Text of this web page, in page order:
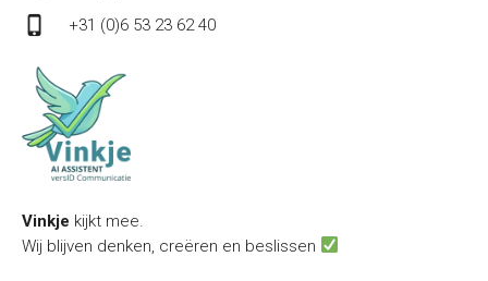
phone_iphone +31 (0)6 53 23 62 40
Vinkje kijkt mee.
Wij blijven denken, creëren en beslissen